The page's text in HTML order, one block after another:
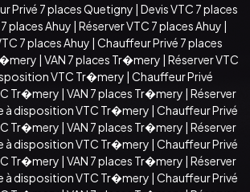
Privé 7 places Quetigny | Devis VTC 7 places
places Ahuy | Réserver VTC 7 places Ahuy |
7 places Ahuy | Chauffeur Privé 7 places
| VAN 7 places Tr�mery | Réserver VTC
VTC Tr�mery | Chauffeur Privé
Tr�mery | VAN 7 places Tr�mery | Réserver
à disposition VTC Tr�mery | Chauffeur Privé
Tr�mery | VAN 7 places Tr�mery | Réserver
à disposition VTC Tr�mery | Chauffeur Privé
Tr�mery | VAN 7 places Tr�mery | Réserver
à disposition VTC Tr�mery | Chauffeur Privé